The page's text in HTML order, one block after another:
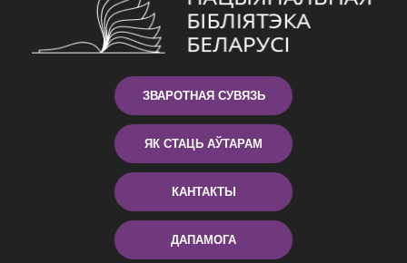
ЗВАРОТНАЯ СУВЯЗЬ
ЯК СТАЦЬ АЎТАРАМ
КАНТАКТЫ
ДАПАМОГА